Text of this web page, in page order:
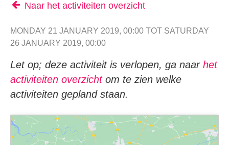
Naar het activiteiten overzicht
MONDAY 21 JANUARY 2019, 00:00 TOT SATURDAY
26 JANUARY 2019, 00:00
Let op; deze activiteit is verlopen, ga naar het
activiteiten overzichtom te zien welke
activiteiten gepland staan.